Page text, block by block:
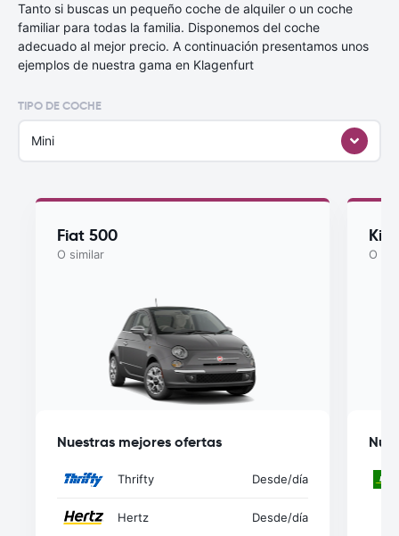
Tanto si buscas un pequeño coche de alquiler o un coche
familiar para todas la familia. Disponemos del coche
adecuado al mejor precio. A continuación presentamos unos
ejemplos de nuestra gama en Klagenfurt
TIPO DE COCHE
Mini
Fiat 500
O similar
Nuestras mejores ofertas
Thrifty Desde/día
Hertz Desde/día
Kia
O